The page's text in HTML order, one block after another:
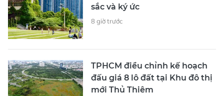
sắc và ký ức
8 giờ trước
TPHCM điều chỉnh kế hoạch
đấu giá 8 lô đất tại Khu đô thị
mới Thủ Thiêm